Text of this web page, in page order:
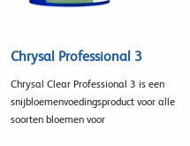
Chrysal Professional 3
Chrysal Clear Professional 3 is een
snijbloemenvoedingsproduct voor alle
soorten bloemen voor